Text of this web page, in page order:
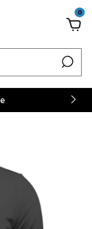
0